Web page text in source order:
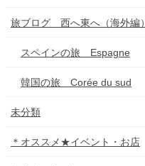
旅ブログ 西へ東へ（海外編）
スペインの旅 Espagne
韓国の旅 Corée du sud
未分類
＊オススメ★イベント・お店